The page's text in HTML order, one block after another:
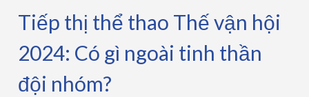
Tiếp thị thể thao Thế vận hội
2024: Có gì ngoài tinh thần
đội nhóm?